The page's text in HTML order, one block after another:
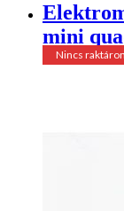
Nincs raktáron
mini